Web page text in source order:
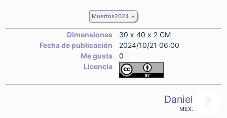
Muertos2024
Dimensiones
30 x 40 x 2 CM
Fecha de publicación
2024/10/21 06:00
Me gusta
0
Licencia
Daniel
MEX.